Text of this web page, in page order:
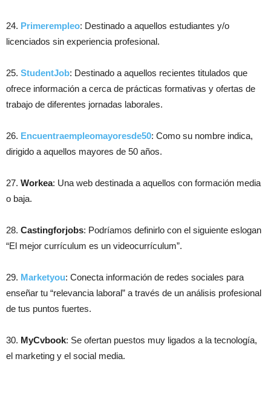
24. Primerempleo: Destinado a aquellos estudiantes y/o
licenciados sin experiencia profesional.
25. StudentJob: Destinado a aquellos recientes titulados que
ofrece información a cerca de prácticas formativas y ofertas de
trabajo de diferentes jornadas laborales.
26. Encuentraempleomayoresde50: Como su nombre indica,
dirigido a aquellos mayores de 50 años.
27. Workea: Una web destinada a aquellos con formación media
o baja.
28. Castingforjobs: Podríamos definirlo con el siguiente eslogan
“El mejor currículum es un videocurrículum”.
29. Marketyou: Conecta información de redes sociales para
enseñar tu “relevancia laboral” a través de un análisis profesional
de tus puntos fuertes.
30. MyCvbook: Se ofertan puestos muy ligados a la tecnología,
el marketing y el social media.